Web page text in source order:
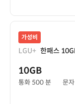
가성비
LGU+ 한패스
10GB
통화 500 분 문